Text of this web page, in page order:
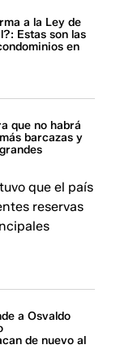
a la Ley de
Estas son las
en
que no habrá
barcazas y
que el país
reservas
a Osvaldo
de nuevo al